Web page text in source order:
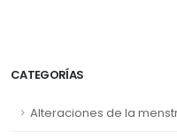
CATEGORÍAS
Alteraciones de la